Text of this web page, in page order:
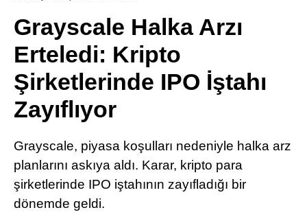
Youtube
Pinterest
Telegram
Grayscale Halka Arzı
Erteledi: Kripto
Şirketlerinde IPO İştahı
Zayıflıyor
Grayscale, piyasa koşulları nedeniyle halka arz
planlarını askıya aldı. Karar, kripto para
şirketlerinde IPO iştahının zayıfladığı bir
dönemde geldi.